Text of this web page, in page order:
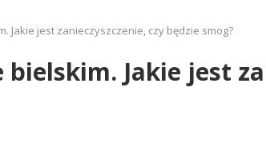
Jakie jest zanieczyszczenie, czy będzie smog?
Jakie jest